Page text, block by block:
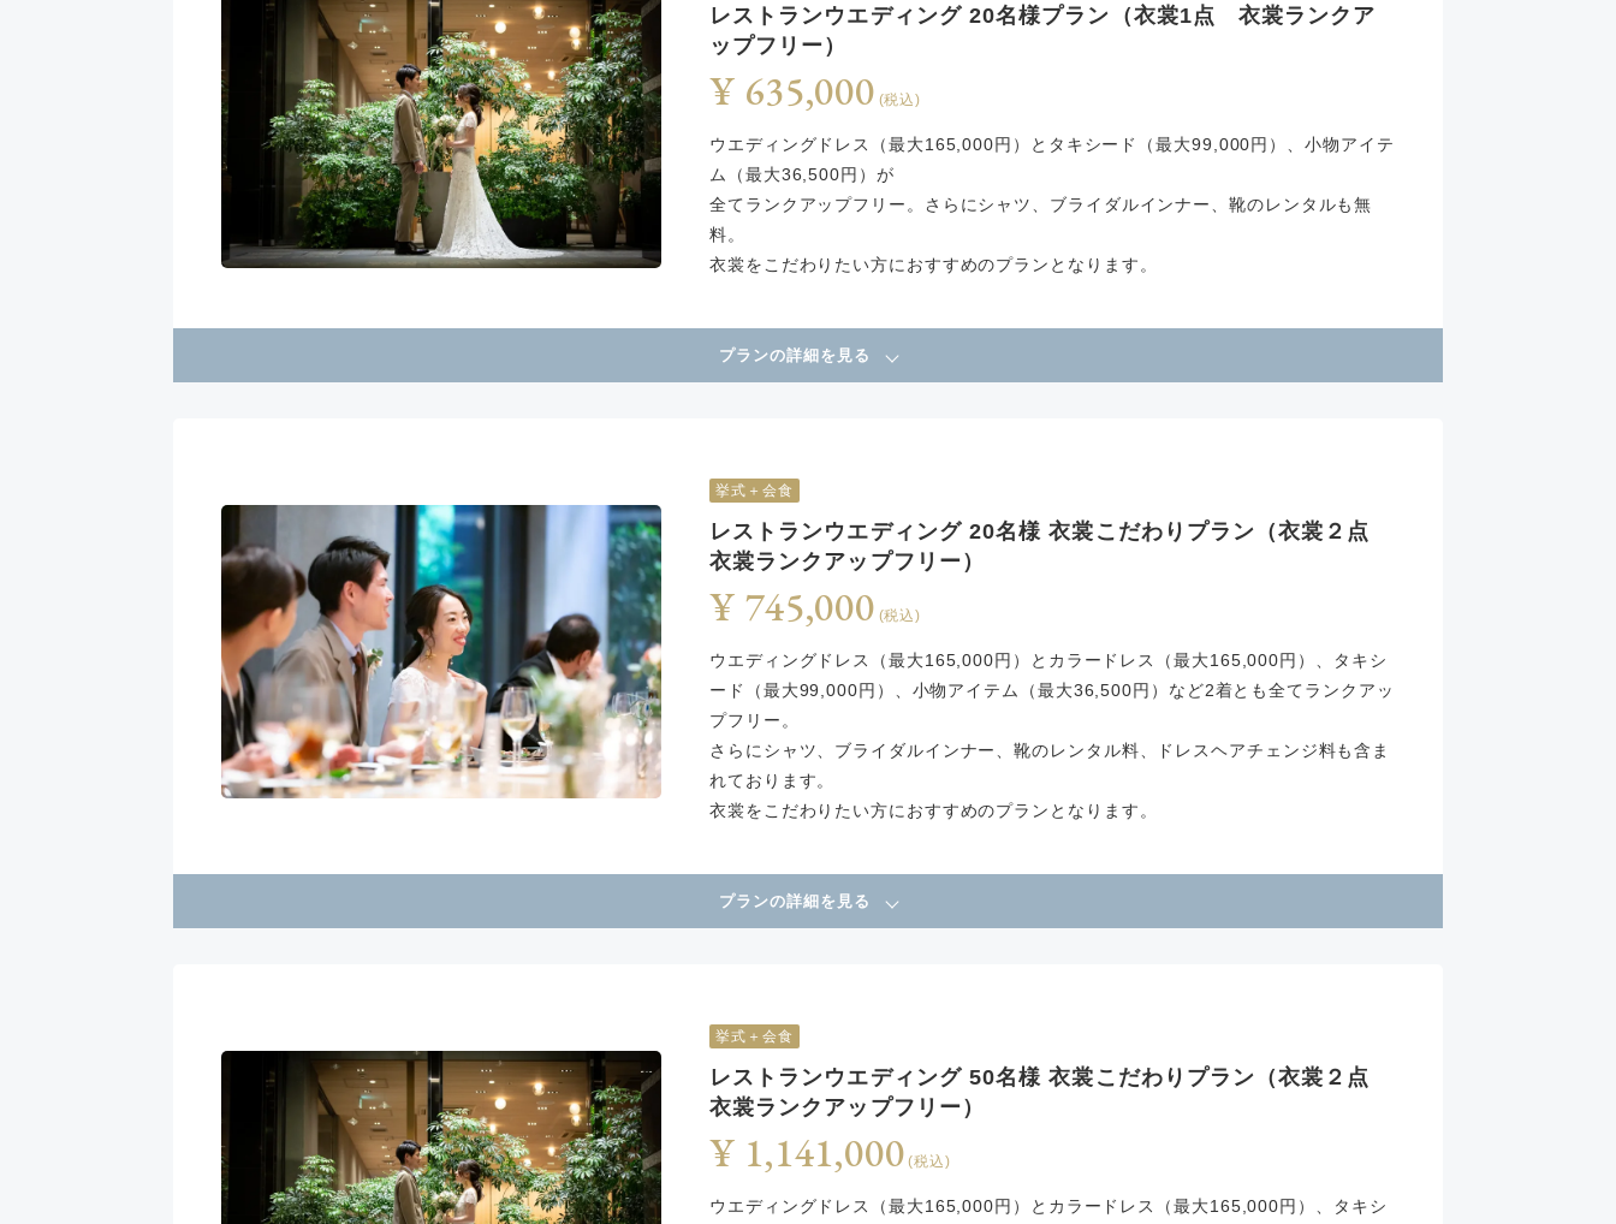
レストランウエディング 20名様プラン（衣裳1点 衣裳ランクア
ップフリー）
¥ 635,000 (税込)
ウエディングドレス（最大165,000円）とタキシード（最大99,000円）、小物アイテ
ム（最大36,500円）が
全てランクアップフリー。さらにシャツ、ブライダルインナー、靴のレンタルも無
料。
衣裳をこだわりたい方におすすめのプランとなります。
プランの詳細を見る
挙式＋会食
レストランウエディング 20名様 衣裳こだわりプラン（衣裳２点
衣裳ランクアップフリー）
¥ 745,000 (税込)
ウエディングドレス（最大165,000円）とカラードレス（最大165,000円）、タキシ
ード（最大99,000円）、小物アイテム（最大36,500円）など2着とも全てランクアッ
プフリー。
さらにシャツ、ブライダルインナー、靴のレンタル料、ドレスヘアチェンジ料も含ま
れております。
衣裳をこだわりたい方におすすめのプランとなります。
プランの詳細を見る
挙式＋会食
レストランウエディング 50名様 衣裳こだわりプラン（衣裳２点
衣裳ランクアップフリー）
¥ 1,141,000 (税込)
ウエディングドレス（最大165,000円）とカラードレス（最大165,000円）、タキシ